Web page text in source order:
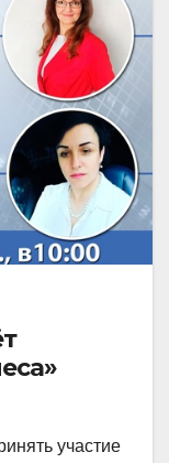
участие